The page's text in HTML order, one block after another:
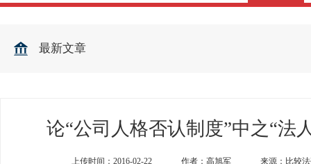
最新文章
论“公司人格否认制度”中之“法
上传时间：2016-02-22 作者：高旭军 来源：比较